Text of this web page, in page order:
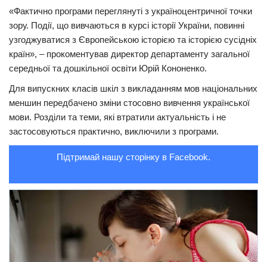
Суспільство
Культура
Шоу-біз
#Війна
«Фактично програми переглянуті з україноцентричної точки
зору. Події, що вивчаються в курсі історії України, повинні
узгоджуватися з Європейською історією та історією сусідніх
країн», – прокоментував директор департаменту загальної
середньої та дошкільної освіти Юрій Кононенко.
Для випускних класів шкіл з викладанням мов національних
меншин передбачено зміни стосовно вивчення української
мови. Розділи та теми, які втратили актуальність і не
застосовуються практично, виключили з програми.
Підтримай нашу сторінку в Facebook.